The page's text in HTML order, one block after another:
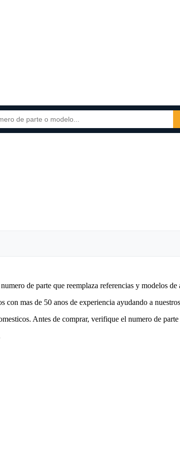
de parte que reemplaza referencias y modelos de
mas de 50 anos de experiencia ayudando a
Antes de comprar, verifique el numero de